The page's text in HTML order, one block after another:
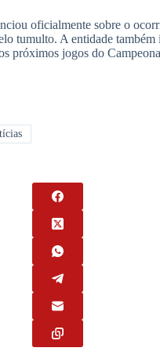
oficialmente sobre o
tumulto. A entidade
próximos jogos do